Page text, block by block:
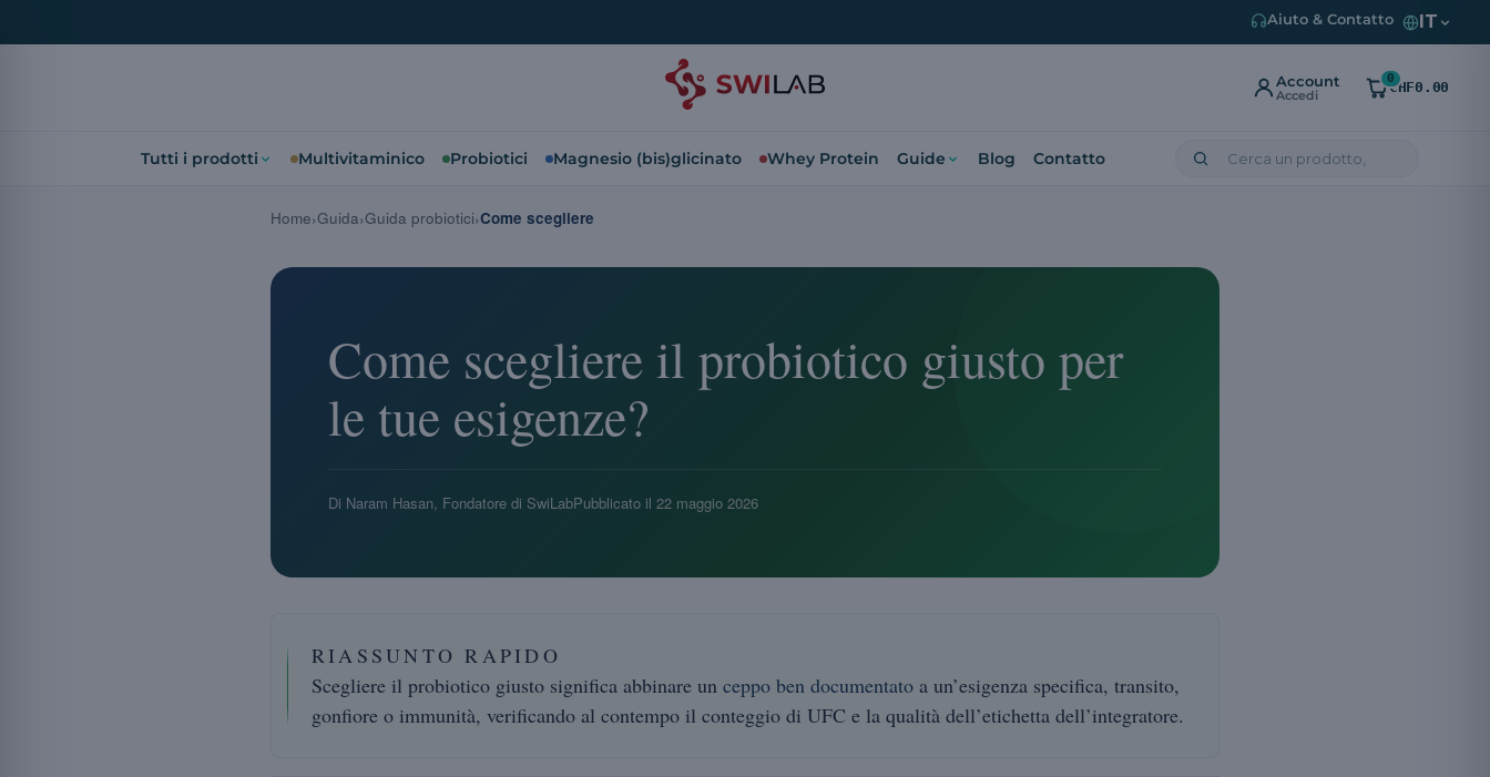
Aiuto & Contatto IT
Account
Accedi
0
CHF0.00
Tutti i prodotti Multivitaminico Probiotici Magnesio (bis)glicinato Whey Protein Guide Blog Contatto
Come scegliere il probiotico giusto per
le tue esigenze?
Di Naram Hasan, Fondatore di SwiLabPubblicato il 22 maggio 2026
RIASSUNTO RAPIDO
Scegliere il probiotico giusto significa abbinare un ceppo ben documentato a un’esigenza specifica, transito,
gonfiore o immunità, verificando al contempo il conteggio di UFC e la qualità dell’etichetta dell’integratore.
Home Guida Guida probiotici Come scegliere